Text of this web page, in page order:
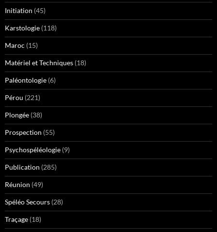
Initiation (45)
Karstologie (118)
Maroc (15)
Matériel et Techniques (18)
Paléontologie (6)
Pérou (221)
Plongée (38)
Prospection (55)
Psychospéléologie (9)
Publication (285)
Réunion (49)
Spéléo Secours (28)
Traçage (18)